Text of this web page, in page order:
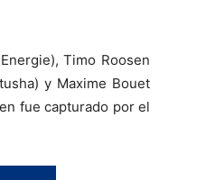
Timo Roosen
y Maxime Bouet
fue capturado por el